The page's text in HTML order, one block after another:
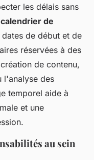
les délais sans
calendrier de
de début et de
réservées à des
de contenu,
l'analyse des
temporel aide à
et une
au sein